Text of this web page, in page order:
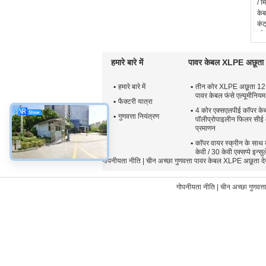
/
हमारे बारे में
हमारे बारे में
फैक्टरी यात्रा
गुणवत्ता नियंत्रण
पावर केबल XLPE अछूता
तीन कोर XLPE अछूता
पावर केबल फंसे
4 कोर एक्सएलपीई कॉपर
पॉलीप्रोपाइलीन फिलर
प्रमाणन
कॉपर वायर स्क्रीन के
केवी / 30 केवी एक्सप्पे
गोपनीयता नीति | चीन अच्छा गुणवत्ता पावर केबल XLPE
गोपनीयता नीति| चीन अच्छा